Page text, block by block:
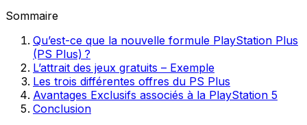
Sommaire
Qu’est-ce que la nouvelle formule PlayStation Plus
(PS Plus) ?
L’attrait des jeux gratuits – Exemple
Les trois différentes offres du PS Plus
Avantages Exclusifs associés à la PlayStation 5
Conclusion